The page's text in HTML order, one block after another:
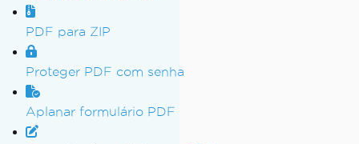
PDF para ZIP
Proteger PDF com senha
Aplanar formulário PDF